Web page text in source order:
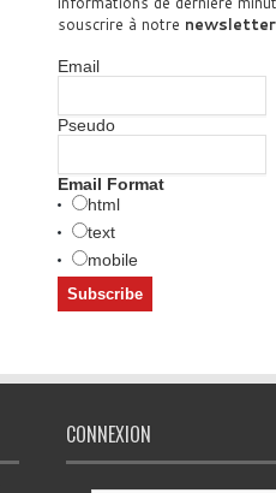
souscrire à notre newsletter
Email
Pseudo
Email Format
html
text
mobile
CONNEXION